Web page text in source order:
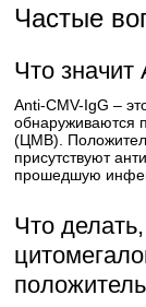
Частые
Что
Anti-CMV-IgG –
обнаруживаются
(ЦМВ).
присутствуют
прошедшую
Что